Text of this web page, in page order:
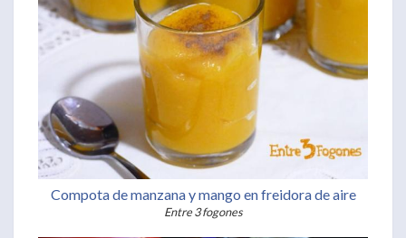
Compota de manzana y mango en freidora de aire
Entre 3 fogones